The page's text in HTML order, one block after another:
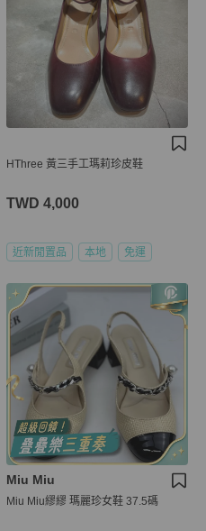
HThree 黃三手工瑪莉珍皮鞋
TWD 4,000
近新閒置品 本地 免運
Miu Miu
Miu Miu繆繆 瑪麗珍女鞋 37.5碼